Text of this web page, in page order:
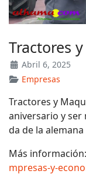
Tractores
Abril 6, 2025
Empresas
Tractores y
aniversario y
da de la alemana
Más información:
mpresas-y-